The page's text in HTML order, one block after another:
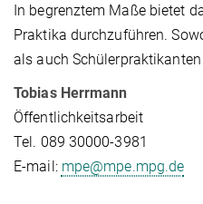
In begrenztem Maße bietet
Praktika durchzuführen.
als auch
Tobias Herrmann
Öffentlichkeitsarbeit
Tel. 089 30000-3981
E-mail: mpe@mpe.mpg.de